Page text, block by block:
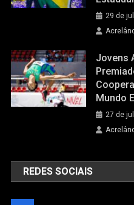
29 de
Jovens
Mundo
27 de
REDES SOCIAIS